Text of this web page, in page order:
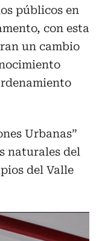
públicos en
con esta
un cambio
Urbanas”
naturales del
del Valle